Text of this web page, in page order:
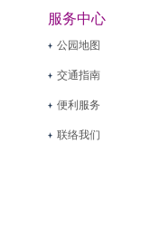
服务中心
公园地图
交通指南
便利服务
联络我们